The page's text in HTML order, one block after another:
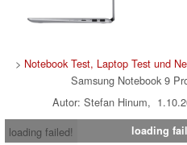
> Notebook Test, Laptop Test und
Samsung Notebook 9
Autor: Stefan Hinum,
loading failed!
loading